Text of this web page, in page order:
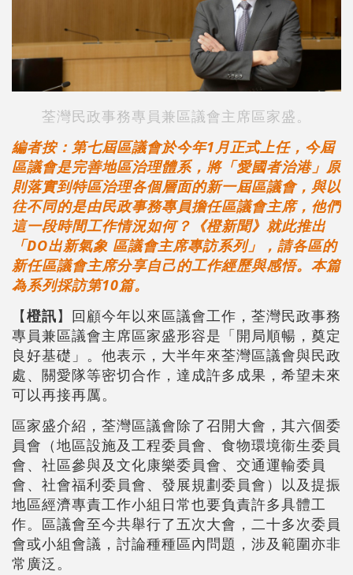
荃灣民政事務專員兼區議會主席區家盛。
編者按：第七屆區議會於今年1月正式上任，今屆
區議會是完善地區治理體系，將「愛國者治港」原
則落實到特區治理各個層面的新一屆區議會，與以
往不同的是由民政事務專員擔任區議會主席，他們
這一段時間工作情況如何？《橙新聞》就此推出
「DO出新氣象 區議會主席專訪系列」，請各區的
新任區議會主席分享自己的工作經歷與感悟。本篇
為系列採訪第10篇。
【橙訊】回顧今年以來區議會工作，荃灣民政事務
專員兼區議會主席區家盛形容是「開局順暢，奠定
良好基礎」。他表示，大半年來荃灣區議會與民政
處、關愛隊等密切合作，達成許多成果，希望未來
可以再接再厲。
區家盛介紹，荃灣區議會除了召開大會，其六個委
員會（地區設施及工程委員會、食物環境衞生委員
會、社區參與及文化康樂委員會、交通運輸委員
會、社會福利委員會、發展規劃委員會）以及提振
地區經濟專責工作小組日常也要負責許多具體工
作。區議會至今共舉行了五次大會，二十多次委員
會或小組會議，討論種種區內問題，涉及範圍亦非
常廣泛。